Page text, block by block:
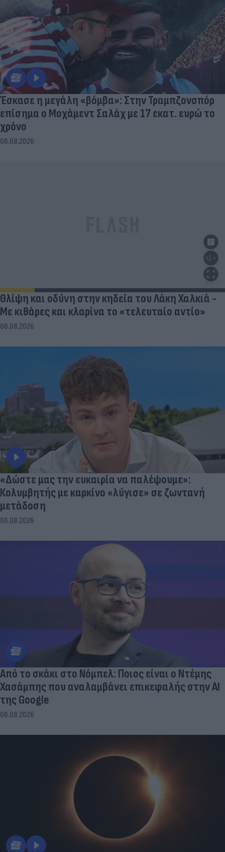
Έσκασε η μεγάλη «βόμβα»: Στην Τραμπζονσπόρ
επίσημα ο Μοχάμεντ Σαλάχ με 17 εκατ. ευρώ το
χρόνο
06.08.2026
Θλίψη και οδύνη στην κηδεία του Λάκη Χαλκιά -
Με κιθάρες και κλαρίνα το «τελευταίο αντίο»
06.08.2026
«Δώστε μας την ευκαιρία να παλέψουμε»:
Κολυμβητής με καρκίνο «λύγισε» σε ζωντανή
μετάδοση
06.08.2026
Από το σκάκι στο Νόμπελ: Ποιος είναι ο Ντέμης
Χασάμπης που αναλαμβάνει επικεφαλής στην ΑΙ
της Google
06.08.2026